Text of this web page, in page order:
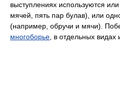
выступлениях используются
мячей, пять пар булав), или
(например, обручи и мячи).
многоборье , в отдельных